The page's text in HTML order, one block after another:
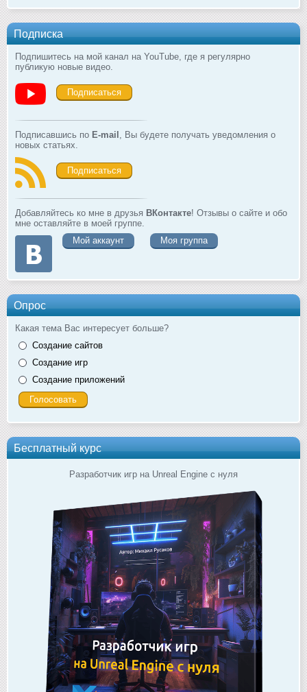
Подписка
Подпишитесь на мой канал на YouTube, где я регулярно
публикую новые видео.
Подписаться
Подписавшись по E-mail , Вы будете получать уведомления о
новых статьях.
Подписаться
Добавляйтесь ко мне в друзья ВКонтакте! Отзывы о сайте и обо
мне оставляйте в моей группе.
Мой аккаунт
Моя группа
Опрос
Какая тема Вас интересует больше?
Создание сайтов
Создание игр
Создание приложений
Бесплатный курс
Разработчик игр на Unreal Engine с нуля